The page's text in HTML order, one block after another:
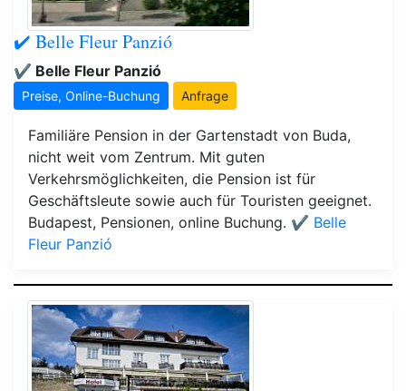
✔️ Belle Fleur Panzió
✔️ Belle Fleur Panzió
Preise, Online-Buchung Anfrage
Familiäre Pension in der Gartenstadt von Buda,
nicht weit vom Zentrum. Mit guten
Verkehrsmöglichkeiten, die Pension ist für
Geschäftsleute sowie auch für Touristen geeignet.
Budapest, Pensionen, online Buchung. ✔️ Belle
Fleur Panzió